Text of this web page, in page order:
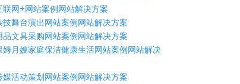
联网+网站案例网站解决方案
技舞台演出网站案例网站解决方案
品文具采购网站案例网站解决方案
姆月嫂家庭保洁健康生活网站案例网站解决
媒活动策划网站案例网站解决方案